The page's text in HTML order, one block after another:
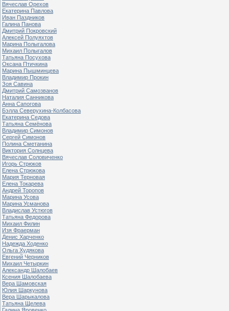
Вячеслав Орехов
Екатерина Павлова
Иван Паздников
Галина Панова
Дмитрий Покровский
Алексей Полуяхтов
Марина Полыгалова
Михаил Полыгалов
Татьяна Посухова
Оксана Птичкина
Марина Пышминцева
Владимир Прокин
Зоя Савина
Дмитрий Самозванов
Наталия Санникова
Анна Сапогова
Бэлла Северухина-Колбасова
Екатерина Седова
Татьяна Семёнова
Владимир Симонов
Сергей Симонов
Полина Сметанина
Виктория Солнцева
Вячеслав Соловиченко
Игорь Стрюков
Елена Стрюкова
Мария Терновая
Елена Токарева
Андрей Торопов
Марина Усова
Марина Усманова
Владислав Устюгов
Татьяна Федорова
Михаил Филин
Изя Фраерман
Денис Харченко
Надежда Ходенко
Ольга Худякова
Евгений Черников
Михаил Четыркин
Александр Шалобаев
Ксения Шалобаева
Вера Шамовская
Юлия Шаркунова
Вера Шарыкалова
Татьяна Щелева